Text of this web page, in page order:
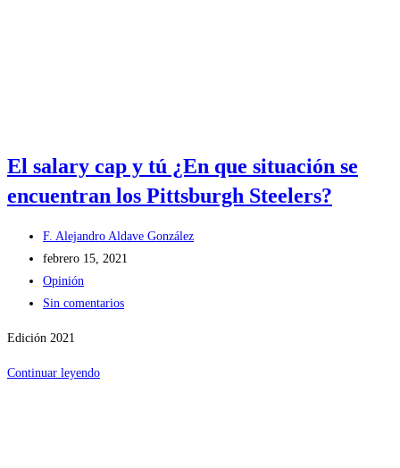
El salary cap y tú ¿En que situación se
encuentran los Pittsburgh Steelers?
F. Alejandro Aldave González
febrero 15, 2021
Opinión
Sin comentarios
Edición 2021
Continuar leyendo